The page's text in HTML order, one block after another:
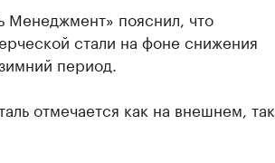
Менеджмент» пояснил, что
стали на фоне снижения
период.
отмечается как на внешнем, так